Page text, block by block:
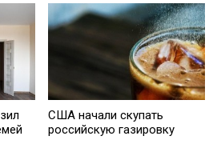
США начали скупать
российскую газировку